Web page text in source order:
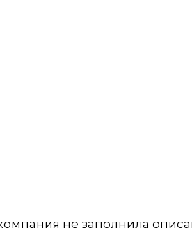
не заполнила